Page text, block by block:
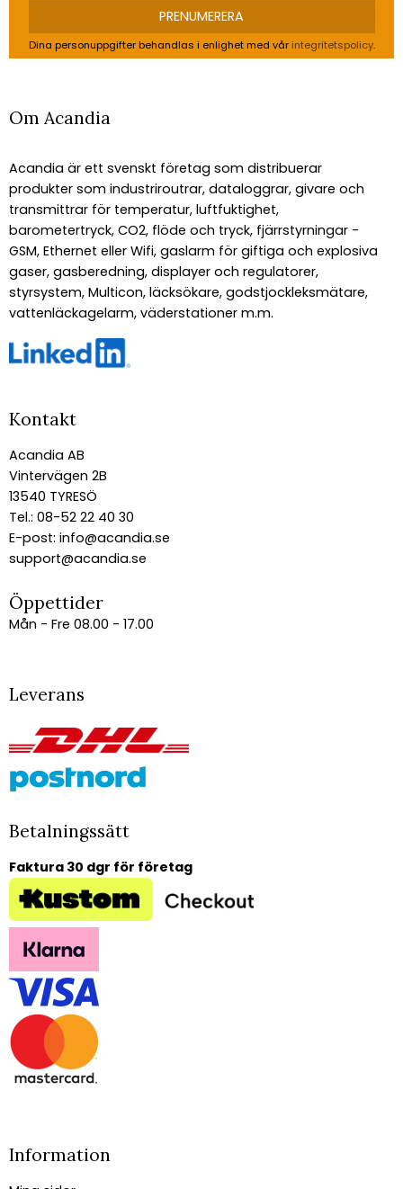
PRENUMERERA
Dina personuppgifter behandlas i enlighet med vår integritetspolicy.
Om Acandia
Acandia är ett svenskt företag som distribuerar
produkter som industriroutrar, dataloggrar, givare och
transmittrar för temperatur, luftfuktighet,
barometertryck, CO2, flöde och tryck, fjärrstyrningar -
GSM, Ethernet eller Wifi, gaslarm för giftiga och explosiva
gaser, gasberedning, displayer och regulatorer,
styrsystem, Multicon, läcksökare, godstjockleksmätare,
vattenläckagelarm, väderstationer m.m.
Kontakt
Acandia AB
Vintervägen 2B
13540 TYRESÖ
Tel.: 08-52 22 40 30
E-post: info@acandia.se
support@acandia.se
Öppettider
Mån - Fre 08.00 - 17.00
Leverans
Betalningssätt
Faktura 30 dgr för företag
Information